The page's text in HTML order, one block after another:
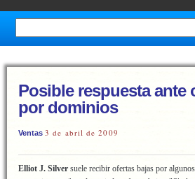
Posible respuesta ante
por dominios
Ventas 3 de abril de 2009
Elliot J. Silver suele recibir ofertas bajas por